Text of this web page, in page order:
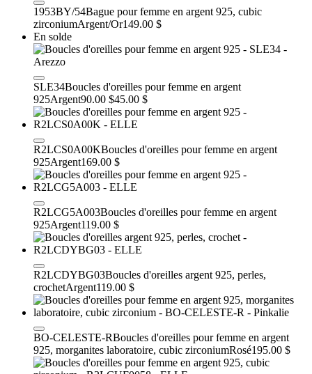
1953BY/54Bague pour femme en argent 925, cubic
zirconiumArgent/Or149.00 $
En solde
SLE34Boucles d'oreilles pour femme en argent
925Argent90.00 $45.00 $
R2LCS0A00KBoucles d'oreilles pour femme en argent
925Argent169.00 $
R2LCG5A003Boucles d'oreilles pour femme en argent
925Argent119.00 $
R2LCDYBG03Boucles d'oreilles argent 925, perles,
crochetArgent119.00 $
BO-CELESTE-RBoucles d'oreilles pour femme en argent
925, morganites laboratoire, cubic zirconiumRosé195.00 $